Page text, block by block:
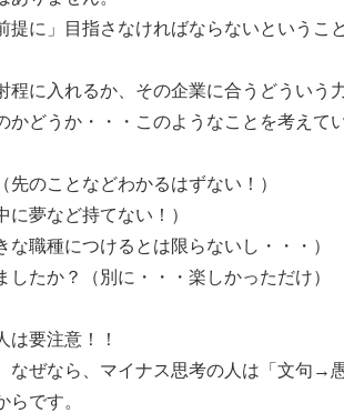
に」目指さなければならないというこ
程に入れるか、その企業に合うどういう
どうか・・・このようなことを考えて
のことなどわかるはずない！）
夢など持てない！）
職種につけるとは限らないし・・・）
たか？（別に・・・楽しかっただけ）
は要注意！！
なぜなら、マイナス思考の人は「文句
です。